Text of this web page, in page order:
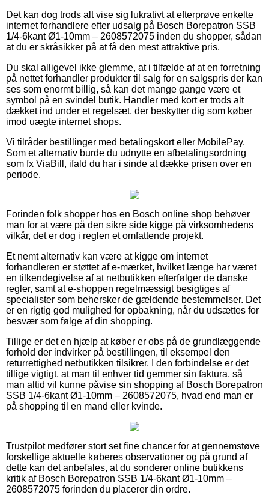
Det kan dog trods alt vise sig lukrativt at efterprøve enkelte
internet forhandlere efter udsalg på Bosch Borepatron SSB
1/4-6kant Ø1-10mm – 2608572075 inden du shopper, sådan
at du er skråsikker på at få den mest attraktive pris.
Du skal alligevel ikke glemme, at i tilfælde af at en forretning
på nettet forhandler produkter til salg for en salgspris der kan
ses som enormt billig, så kan det mange gange være et
symbol på en svindel butik. Handler med kort er trods alt
dækket ind under et regelsæt, der beskytter dig som køber
imod uægte internet shops.
Vi tilråder bestillinger med betalingskort eller MobilePay.
Som et alternativ burde du udnytte en afbetalingsordning
som fx ViaBill, ifald du har i sinde at dække prisen over en
periode.
Forinden folk shopper hos en Bosch online shop behøver
man for at være på den sikre side kigge på virksomhedens
vilkår, det er dog i reglen et omfattende projekt.
Et nemt alternativ kan være at kigge om internet
forhandleren er støttet af e-mærket, hvilket længe har været
en tilkendegivelse af at netbutikken efterfølger de danske
regler, samt at e-shoppen regelmæssigt besigtiges af
specialister som behersker de gældende bestemmelser. Det
er en rigtig god mulighed for opbakning, når du udsættes for
besvær som følge af din shopping.
Tillige er det en hjælp at køber er obs på de grundlæggende
forhold der indvirker på bestillingen, til eksempel den
returrettighed netbutikken tilsikrer. I den forbindelse er det
tillige vigtigt, at man til enhver tid gemmer sin faktura, så
man altid vil kunne påvise sin shopping af Bosch Borepatron
SSB 1/4-6kant Ø1-10mm – 2608572075, hvad end man er
på shopping til en mand eller kvinde.
Trustpilot medfører stort set fine chancer for at gennemstøve
forskellige aktuelle køberes observationer og på grund af
dette kan det anbefales, at du sonderer online butikkens
kritik af Bosch Borepatron SSB 1/4-6kant Ø1-10mm –
2608572075 forinden du placerer din ordre.